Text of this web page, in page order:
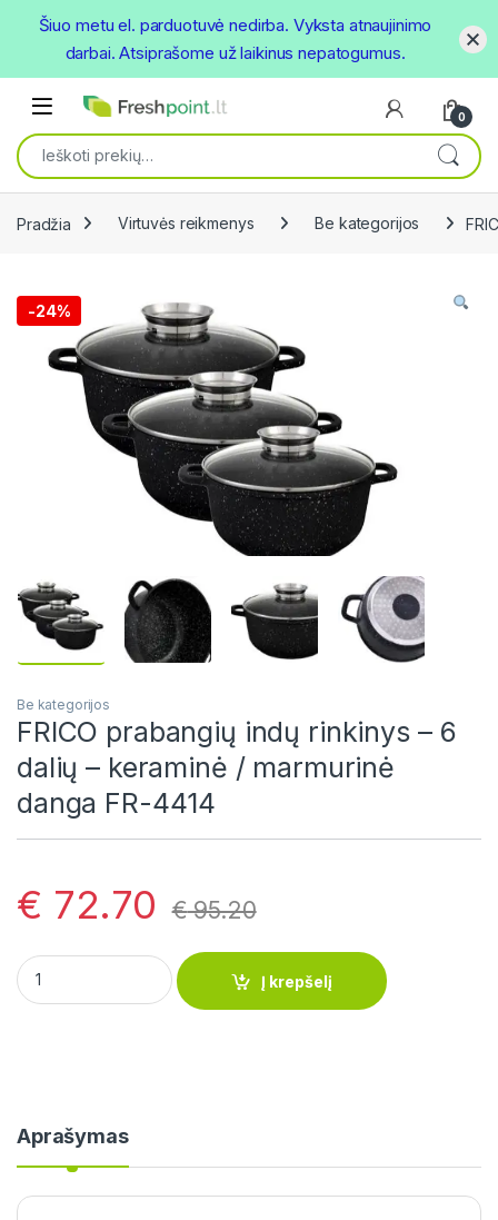
Open
0
Ieškoti:
Pradžia Virtuvės reikmenys Be kategorijos
-24%
Be kategorijos
FRICO prabangių indų rinkinys – 6
dalių – keraminė / marmurinė
danga FR-4414
€ 72.70 €95.20
FRICO prabangių indų rinkinys - 6 dalių - keraminė /
Į krepšelį
Aprašymas
Šiuo metu el. parduotuvė nedirba. Vyksta atnaujinimo
darbai. Atsiprašome už laikinus nepatogumus.